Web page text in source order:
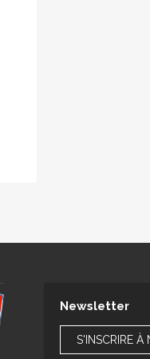
Newsletter
S'INSCRIRE À